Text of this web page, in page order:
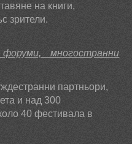
на книги,
зрители.
многостранни
партньори,
и над 300
40 фестивала в